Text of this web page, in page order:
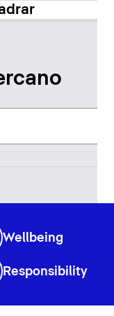
Wellbeing
Responsibility